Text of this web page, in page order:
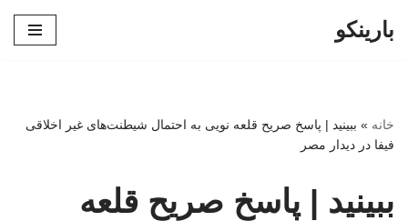
بارینکو
خانه » ببینید | پاسخ صریح قلعه نویی به احتمال شیطنت‌های غیر اخلاقی
فیفا در دیدار مصر
ببینید | پاسخ صریح قلعه